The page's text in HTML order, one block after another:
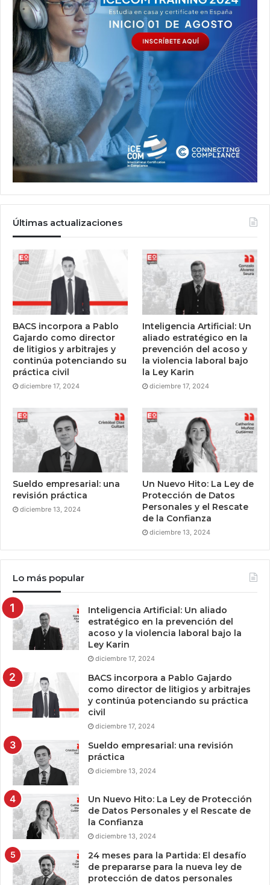
Últimas actualizaciones
BACS incorpora a Pablo
Gajardo como director
de litigios y arbitrajes y
continúa potenciando su
práctica civil
diciembre 17, 2024
Inteligencia Artificial: Un
aliado estratégico en la
prevención del acoso y
la violencia laboral bajo
la Ley Karin
diciembre 17, 2024
Sueldo empresarial: una
revisión práctica
diciembre 13, 2024
Un Nuevo Hito: La Ley de
Protección de Datos
Personales y el Rescate
de la Confianza
diciembre 13, 2024
Lo más popular
Inteligencia Artificial: Un aliado
estratégico en la prevención del
acoso y la violencia laboral bajo la
Ley Karin
diciembre 17, 2024
BACS incorpora a Pablo Gajardo
como director de litigios y arbitrajes
y continúa potenciando su práctica
civil
diciembre 17, 2024
Sueldo empresarial: una revisión
práctica
diciembre 13, 2024
Un Nuevo Hito: La Ley de Protección
de Datos Personales y el Rescate de
la Confianza
diciembre 13, 2024
24 meses para la Partida: El desafío
de prepararse para la nueva ley de
protección de datos personales